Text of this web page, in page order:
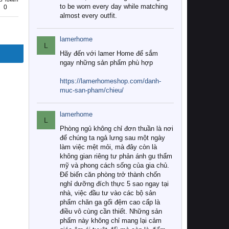
0
to be worn every day while matching
almost every outfit.
L
lamerhome
Hãy đến với lamer Home để sắm
ngay những sản phẩm phù hợp
https://lamerhomeshop.com/danh-
muc-san-pham/chieu/
L
lamerhome
Phòng ngủ không chỉ đơn thuần là nơi
để chúng ta ngả lưng sau một ngày
làm việc mệt mỏi, mà đây còn là
không gian riêng tư phản ánh gu thẩm
mỹ và phong cách sống của gia chủ.
Để biến căn phòng trở thành chốn
nghỉ dưỡng đích thực 5 sao ngay tại
nhà, việc đầu tư vào các bộ sản
phẩm chăn ga gối đệm cao cấp là
điều vô cùng cần thiết. Những sản
phẩm này không chỉ mang lại cảm